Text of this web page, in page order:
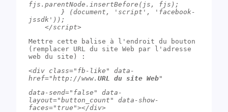
fjs.parentNode.insertBefore(js, fjs);
jssdk'));
    </script>
Mettre cette balise à l'endroit du bouton
(remplacer URL du site Web par l'adresse
web du site) :
<div class="fb-like" data-
href="http://www. URL du site Web"
data-send="false" data-
layout="button_count" data-show-
faces="true"></div>